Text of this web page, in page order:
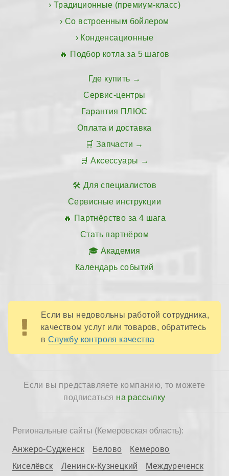
Традиционные (премиум-класс)
Со встроенным бойлером
Конденсационные
Подбор котла за 5 шагов
Где купить
Сервис-центры
Гарантия ПЛЮС
Оплата и доставка
Запчасти
Аксессуары
Для специалистов
Сервисные инструкции
Партнёрство за 4 шага
Стать партнёром
Академия
Календарь событий
Если вы недовольны работой сотрудника,
качеством услуг или товаров, обратитесь
в Службу контроля качества
Если вы представляете компанию, то можете
подписаться на рассылку
Региональные сайты (Кемеровская область):
Анжеро-Судженск Белово
Кемерово
Киселёвск
Ленинск-Кузнецкий Междуреченск